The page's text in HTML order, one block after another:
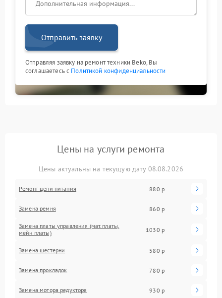
Отправить заявку
Отправляя заявку на ремонт техники Beko, Вы
соглашаетесь с Политикой конфиденциальности
Цены на услуги ремонта
Цены актуальны на текущую дату 08.08.2026
Ремонт цепи питания 880 р
Замена ремня 860 р
Замена платы управления (мат.платы,
мейн платы)
1030 р
Замена шестерни 580 р
Замена прокладок 780 р
Замена мотора редуктора 930 р